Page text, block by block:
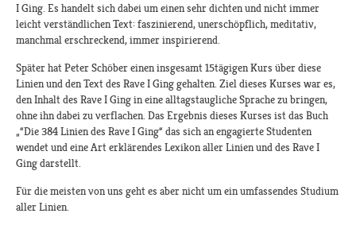
I Ging. Es handelt sich dabei um einen sehr dichten und nicht immer
leicht verständlichen Text: faszinierend, unerschöpflich, meditativ,
manchmal erschreckend, immer inspirierend.
Später hat Peter Schöber einen insgesamt 15tägigen Kurs über diese
Linien und den Text des Rave I Ging gehalten. Ziel dieses Kurses war es,
den Inhalt des Rave I Ging in eine alltagstaugliche Sprache zu bringen,
ohne ihn dabei zu verflachen. Das Ergebnis dieses Kurses ist das Buch
„“Die 384 Linien des Rave I Ging“ das sich an engagierte Studenten
wendet und eine Art erklärendes Lexikon aller Linien und des Rave I
Ging darstellt.
Für die meisten von uns geht es aber nicht um ein umfassendes Studium
aller Linien.